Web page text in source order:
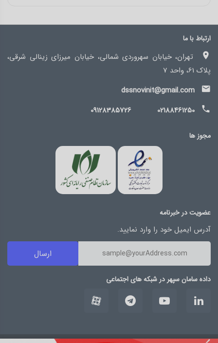
ارتباط با ما
تهران، خیابان سهروردی شمالی، خیابان میرزای زینالی شرقی،
پلاک 61، واحد 7
dssnovinit@gmail.com
02188461250
09128385726
مجوز ها
عضویت در خبرنامه
آدرس ایمیل خود را وارد نمایید.
ارسال
داده سامان سپهر در شبکه های اجتماعی